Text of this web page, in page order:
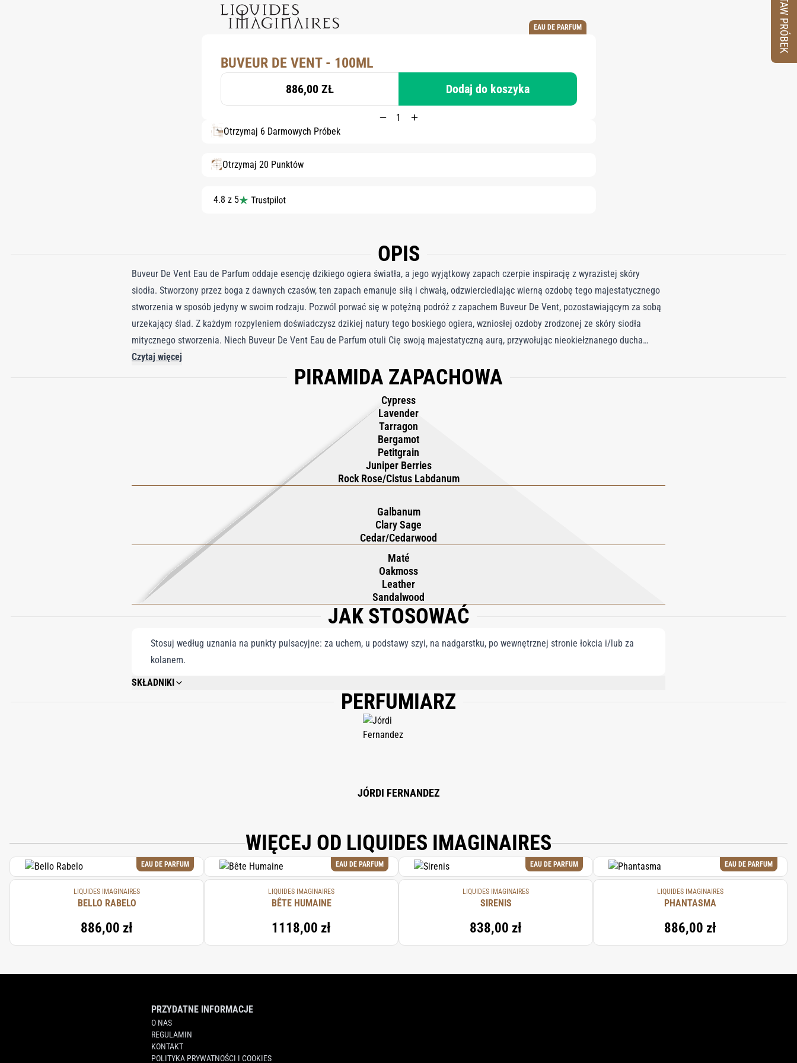
EAU DE PARFUM
BUVEUR DE VENT - 100ML
886,00 ZŁ Dodaj do koszyka
Otrzymaj 6 Darmowych Próbek
Otrzymaj 20 Punktów
4.8 z 5
OPIS
Buveur De Vent Eau de Parfum oddaje esencję dzikiego ogiera światła, a jego wyjątkowy zapach czerpie inspirację z wyrazistej skóry
siodła. Stworzony przez boga z dawnych czasów, ten zapach emanuje siłą i chwałą, odzwierciedlając wierną ozdobę tego majestatycznego
stworzenia w sposób jedyny w swoim rodzaju. Pozwól porwać się w potężną podróż z zapachem Buveur De Vent, pozostawiającym za sobą
urzekający ślad. Z każdym rozpyleniem doświadczysz dzikiej natury tego boskiego ogiera, wzniosłej ozdoby zrodzonej ze skóry siodła
mitycznego stworzenia. Niech Buveur De Vent Eau de Parfum otuli Cię swoją majestatyczną aurą, przywołując nieokiełznanego ducha
dzikiej natury.
Czytaj więcej
PIRAMIDA ZAPACHOWA
Cypress
Lavender
Tarragon
Bergamot
Petitgrain
Juniper Berries
Rock Rose/Cistus Labdanum
Galbanum
Clary Sage
Cedar/Cedarwood
Maté
Oakmoss
Leather
Sandalwood
JAK STOSOWAĆ
Stosuj według uznania na punkty pulsacyjne: za uchem, u podstawy szyi, na nadgarstku, po wewnętrznej stronie łokcia i/lub za
kolanem.
SKŁADNIKI
ALCOHOL DENAT., FRAGRANCE/PARFUM, WATER/AQUA, ETHYLHEXYL METHOXYCINNAMATE, LIMONENE, LINALOOL, ETHYLHEXYL SALICYLATE, BUTYL
METHOXYDIBENZOYLMETHANE, COUMARIN, EVERNIA PRUNASTRI (OAKMOSS) EXTRACT, EUGENOL, BENZYL BENZOATE, CITRAL, BENZYL CINNAMATE,
PERFUMIARZ
JÓRDI FERNANDEZ
WIĘCEJ OD LIQUIDES IMAGINAIRES
EAU DE PARFUM
LIQUIDES IMAGINAIRES
BELLO RABELO
886,00 zł
EAU DE PARFUM
LIQUIDES IMAGINAIRES
BÊTE HUMAINE
1118,00 zł
EAU DE PARFUM
LIQUIDES IMAGINAIRES
SIRENIS
838,00 zł
EAU DE PARFUM
LIQUIDES IMAGINAIRES
PHANTASMA
886,00 zł
PRZYDATNE INFORMACJE
O NAS
REGULAMIN
KONTAKT
POLITYKA PRYWATNOŚCI I COOKIES
ZESTAW PRÓBEK